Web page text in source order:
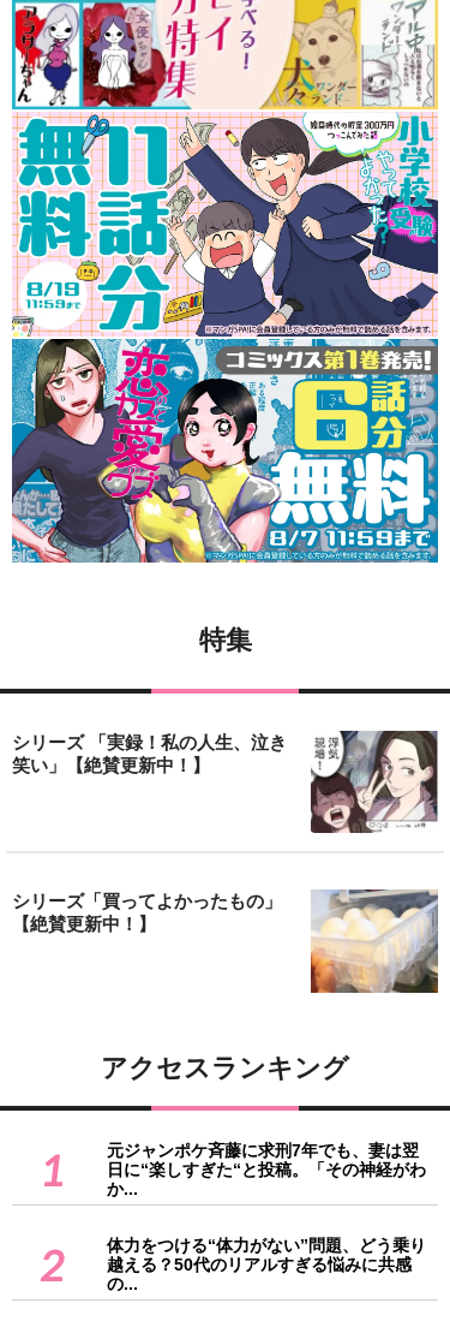
特集
シリーズ 「実録！私の人生、泣き
笑い」【絶賛更新中！】
シリーズ「買ってよかったもの」
【絶賛更新中！】
アクセスランキング
1
元ジャンポケ斉藤に求刑7年でも、妻は翌
日に“楽しすぎた“と投稿。「その神経がわ
か...
2
体力をつける“体力がない”問題、どう乗り
越える？50代のリアルすぎる悩みに共感
の...